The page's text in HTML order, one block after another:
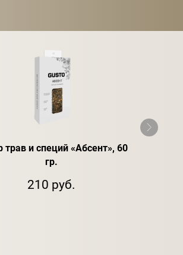
трав и специй «Абсент», 60
гр.
210 руб.